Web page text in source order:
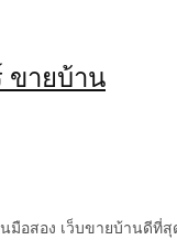
ขายบ้าน
นมือสอง เว็บขายบ้านดี